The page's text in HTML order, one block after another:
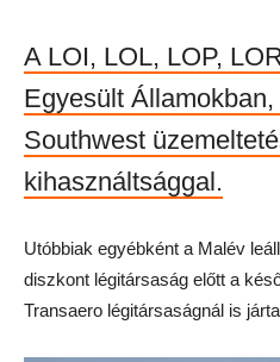
A LOI, LOL, LOP,
Egyesült
Southwest
kihasználtsággal.
Utóbbiak egyébként a Malév
diszkont légitársaság előtt a
Transaero légitársaságnál is